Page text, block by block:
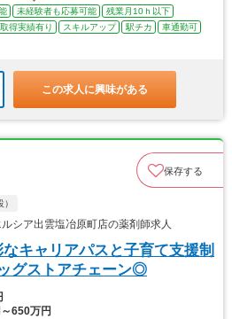
未経験者も応募可能
残業月10ｈ以下
得実績有り スキルアップ 駅チカ
車通勤可
この求人に興味がある
保存する
シア出雲塩冶原町店の薬剤師求人
なキャリアパスと子育て支援制
グストアチェーン◎
650万円